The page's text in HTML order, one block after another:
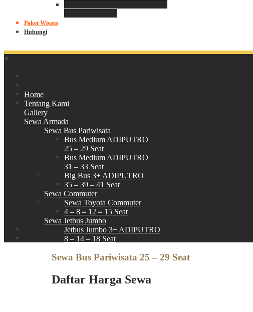
Paket Wisata
Hubungi
×
Home
Tentang Kami
Gallery
Sewa Armada
Sewa Bus Pariwisata
Bus Medium ADIPUTRO
25 – 29 Seat
Bus Medium ADIPUTRO
31 – 33 Seat
Big Bus 3+ ADIPUTRO
35 – 39 – 41 Seat
Sewa Commuter
Sewa Toyota Commuter
4 – 8 – 12 – 15 Seat
Sewa Jetbus Jumbo
Jetbus Jumbo 3+ ADIPUTRO
8 – 14 – 18 Seat
Sewa Bus Pariwisata 25 – 29 Seat
Daftar Harga Sewa